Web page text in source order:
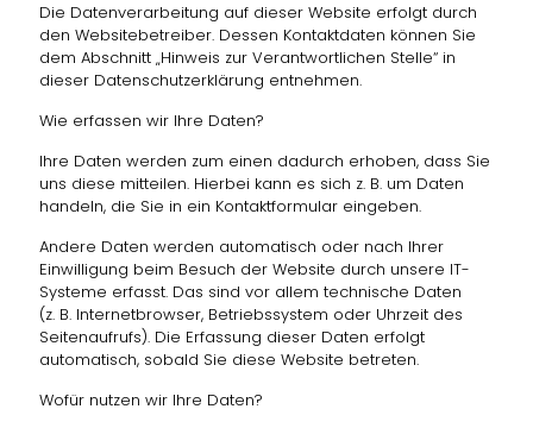
Die Datenverarbeitung auf dieser Website erfolgt durch
den Websitebetreiber. Dessen Kontaktdaten können Sie
dem Abschnitt „Hinweis zur Verantwortlichen Stelle“ in
dieser Datenschutzerklärung entnehmen.
Wie erfassen wir Ihre Daten?
Ihre Daten werden zum einen dadurch erhoben, dass Sie
uns diese mitteilen. Hierbei kann es sich z. B. um Daten
handeln, die Sie in ein Kontaktformular eingeben.
Andere Daten werden automatisch oder nach Ihrer
Einwilligung beim Besuch der Website durch unsere IT-
Systeme erfasst. Das sind vor allem technische Daten
(z. B. Internetbrowser, Betriebssystem oder Uhrzeit des
Seitenaufrufs). Die Erfassung dieser Daten erfolgt
automatisch, sobald Sie diese Website betreten.
Wofür nutzen wir Ihre Daten?